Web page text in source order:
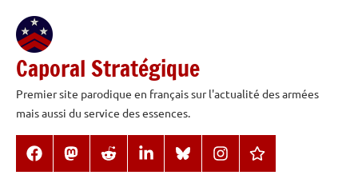
contenu
Caporal Stratégique
Premier site parodique en français sur l'actualité des armées
mais aussi du service des essences.
FacebookMastodonReddit LinkedInBlueSkyInstagramThreads